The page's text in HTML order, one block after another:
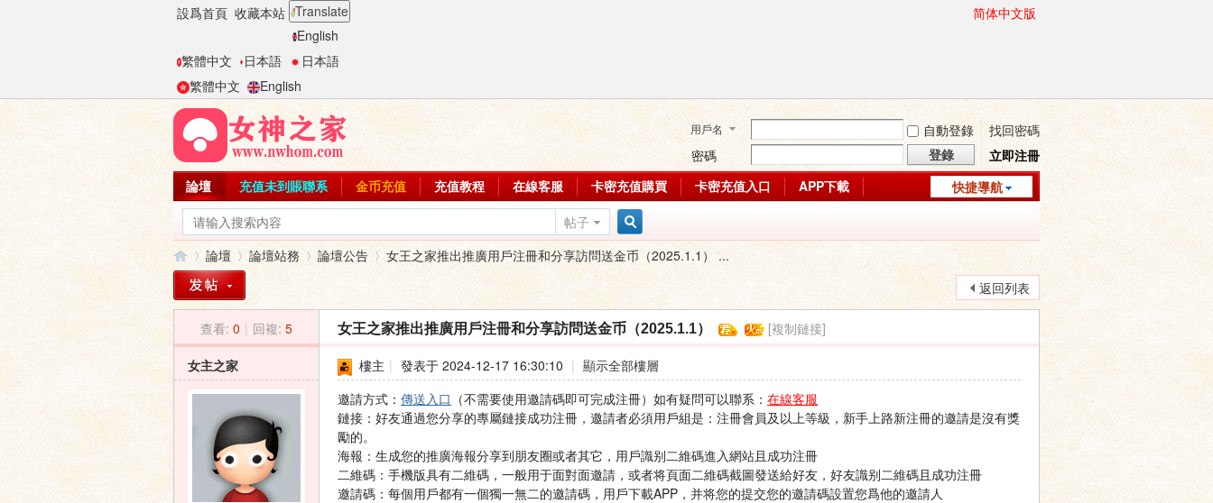
設爲首頁 收藏本站 Translate
English
繁體中文
日本語
日本語
繁體中文
English
简体中文版
用戶名 自動登錄
找回密碼
密碼
登錄
立即注冊
快捷導航
論壇 充值未到賬聯系 金币充值 充值教程 在線客服 卡密充值購買 卡密充值入口
APP下載
帖子
搜
索
論壇
›
論壇站務 論壇公告
›
女王之家推出推廣用戶注冊和分享訪問送金币（2025.1.1） ...
返回列表
查看: 0 | 回複: 5 女王之家推出推廣用戶注冊和分享訪問送金币（2025.1.1） [複制鏈接]
女主之家 樓主 | 發表于 2024-12-17 16:30:10 | 顯示全部樓層
邀請方式： 傳送入口 （不需要使用邀請碼即可完成注冊）如有疑問可以聯系： 在線客服
鏈接：好友通過您分享的專屬鏈接成功注冊，邀請者必須用戶組是：注冊會員及以上等級，新手上路新注冊的邀請是沒有獎
勵的。
海報：生成您的推廣海報分享到朋友圈或者其它，用戶識别二維碼進入網站且成功注冊
二維碼：手機版具有二維碼，一般用于面對面邀請，或者将頁面二維碼截圖發送給好友，好友識别二維碼且成功注冊
邀請碼：每個用戶都有一個獨一無二的邀請碼，用戶下載APP，并将您的提交您的邀請碼設置您爲他的邀請人